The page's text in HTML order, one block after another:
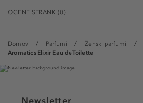
Domov Parfumi Ženski parfumi
Aromatics Elixir Eau deToilette
OCENE STRANK (0)
Newsletter